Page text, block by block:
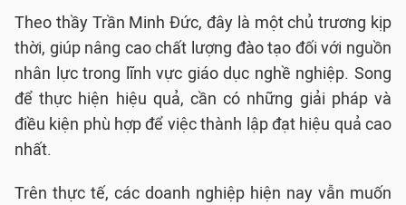
Theo thầy Trần Minh Đức, đây là một chủ trương kịp
thời, giúp nâng cao chất lượng đào tạo đối với nguồn
nhân lực trong lĩnh vực giáo dục nghề nghiệp. Song
để thực hiện hiệu quả, cần có những giải pháp và
điều kiện phù hợp để việc thành lập đạt hiệu quả cao
nhất.
Trên thực tế, các doanh nghiệp hiện nay vẫn muốn